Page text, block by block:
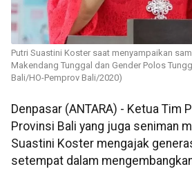
Putri Suastini Koster saat menyampaikan
Makendang Tunggal dan Gender Polos
Bali/HO-Pemprov Bali/2020)
Denpasar (ANTARA) - Ketua Tim
Provinsi Bali yang juga seniman
Suastini Koster mengajak
setempat dalam